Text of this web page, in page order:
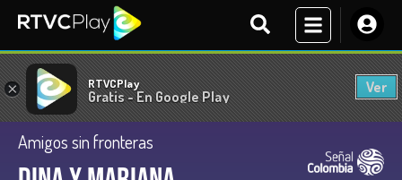
× RTVCPlay
Gratis - En Google Play
Ver
Amigos sin fronteras